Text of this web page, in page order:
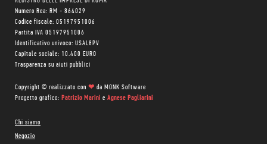
Numero Rea: RM - 864029
Codice fiscale: 05197951006
Partita IVA 05197951006
Identificativo univoco: USAL8PV
Capitale sociale: 10.400 EURO
Trasparenza su aiuti pubblici
Copyright © realizzato con ❤ da MONK Software
Progetto grafico: Patrizio Marini e Agnese Pagliarini
Chi siamo
Negozio